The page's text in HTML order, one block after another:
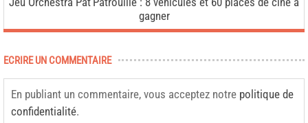
gagner
ECRIRE UN COMMENTAIRE
En publiant un commentaire, vous acceptez notre politique de
confidentialité.